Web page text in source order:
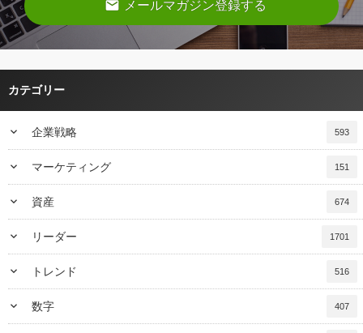
email メールマガジン登録する
カテゴリー
keyboard_arrow_down 企業戦略 593
keyboard_arrow_down マーケティング 151
keyboard_arrow_down 資産 674
keyboard_arrow_down リーダー 1701
keyboard_arrow_down トレンド 516
keyboard_arrow_down 数字 407